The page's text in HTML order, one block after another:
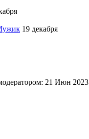
19 декабря
21 Июн 2023